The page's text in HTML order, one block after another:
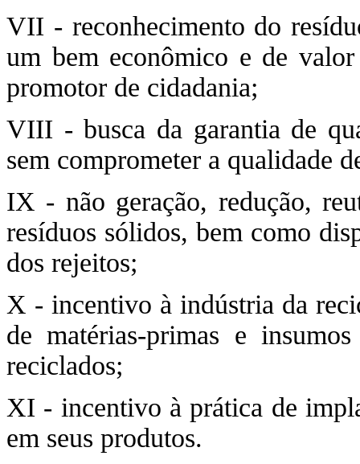
VII - reconhecimento do
um bem econômico e de
promotor de cidadania;
VIII - busca da garantia de
sem comprometer a qualidade
IX - não geração, redução,
resíduos sólidos, bem como
dos rejeitos;
X - incentivo à indústria da
de matérias-primas e
reciclados;
XI - incentivo à prática de
em seus produtos.